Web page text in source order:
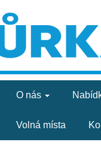
O nás
Volná místa